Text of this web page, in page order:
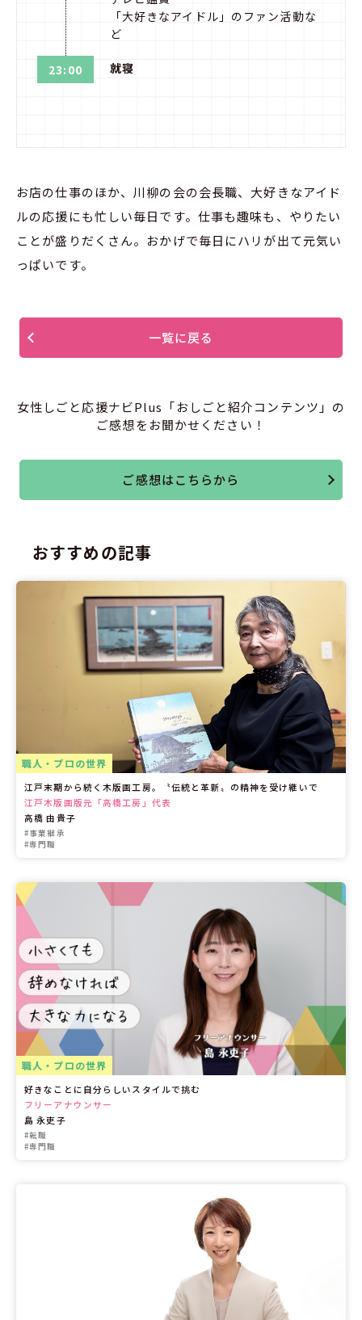
「大好きなアイドル」のファン活動な
ど
23:00 就寝
お店の仕事のほか、川柳の会の会長職、大好きなアイド
ルの応援にも忙しい毎日です。仕事も趣味も、やりたい
ことが盛りだくさん。おかげで毎日にハリが出て元気い
っぱいです。
一覧に戻る
女性しごと応援ナビPlus「おしごと紹介コンテンツ」の
ご感想をお聞かせください！
ご感想はこちらから
おすすめの記事
職人・プロの世界
江戸末期から続く木版画工房。〝伝統と革新〟の精神を受け継いで
江戸木版画版元「高橋工房」代表
高橋 由貴子
#事業継承
#専門職
職人・プロの世界
好きなことに自分らしいスタイルで挑む
フリーアナウンサー
島 永吏子
#転職
#専門職